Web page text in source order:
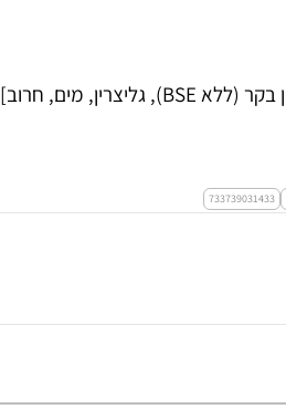
שמן Mct (טריגליצרידים בעלי שרשרת בינונית), כמוסה רכה [ג'לטין בקר (ללא BSE), גליצרין, מים, חרוב]
733739031433